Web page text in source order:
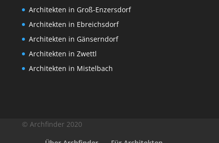
Architekten in Groß-Enzersdorf
Architekten in Ebreichsdorf
Architekten in Gänserndorf
Architekten in Zwettl
Architekten in Mistelbach
© Archfinder 2020